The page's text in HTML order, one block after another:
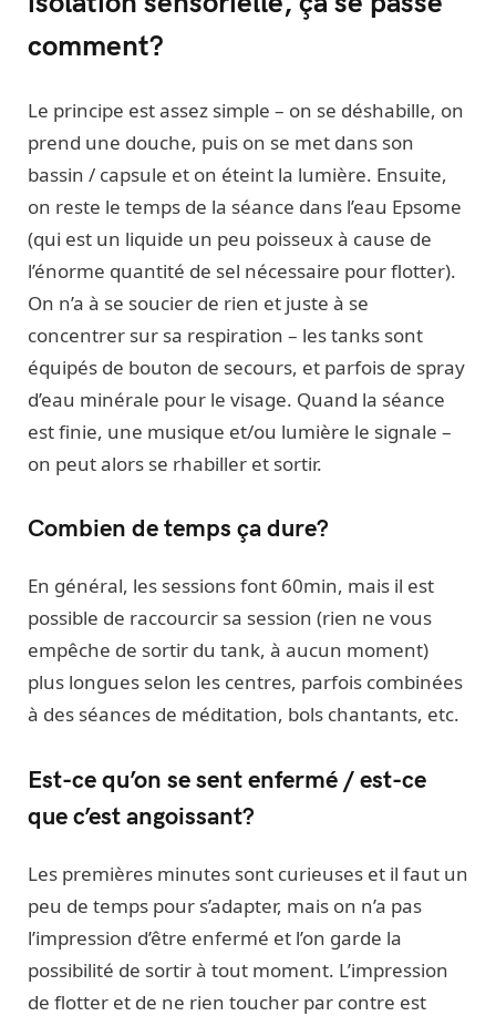
comment?
Le principe est assez simple – on se déshabille, on
prend une douche, puis on se met dans son
bassin / capsule et on éteint la lumière. Ensuite,
on reste le temps de la séance dans l’eau Epsome
(qui est un liquide un peu poisseux à cause de
l’énorme quantité de sel nécessaire pour flotter).
On n’a à se soucier de rien et juste à se
concentrer sur sa respiration – les tanks sont
équipés de bouton de secours, et parfois de spray
d’eau minérale pour le visage. Quand la séance
est finie, une musique et/ou lumière le signale –
on peut alors se rhabiller et sortir.
Combien de temps ça dure?
En général, les sessions font 60min, mais il est
possible de raccourcir sa session (rien ne vous
empêche de sortir du tank, à aucun moment)
plus longues selon les centres, parfois combinées
à des séances de méditation, bols chantants, etc.
Est-ce qu’on se sent enfermé / est-ce
que c’est angoissant?
Les premières minutes sont curieuses et il faut un
peu de temps pour s’adapter, mais on n’a pas
l’impression d’être enfermé et l’on garde la
possibilité de sortir à tout moment. L’impression
de flotter et de ne rien toucher par contre est